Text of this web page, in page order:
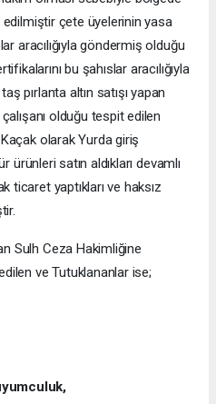
çete üyelerinin yasa
aracılığıyla göndermiş olduğu
bu şahıslar aracılığıyla
pırlanta altın satışı yapan
olduğu tespit edilen
olarak Yurda giriş
ürünleri satın aldıkları devamlı
ticaret yaptıkları ve haksız
Sulh Ceza Hakimliğine
ve Tutuklananlar ise;